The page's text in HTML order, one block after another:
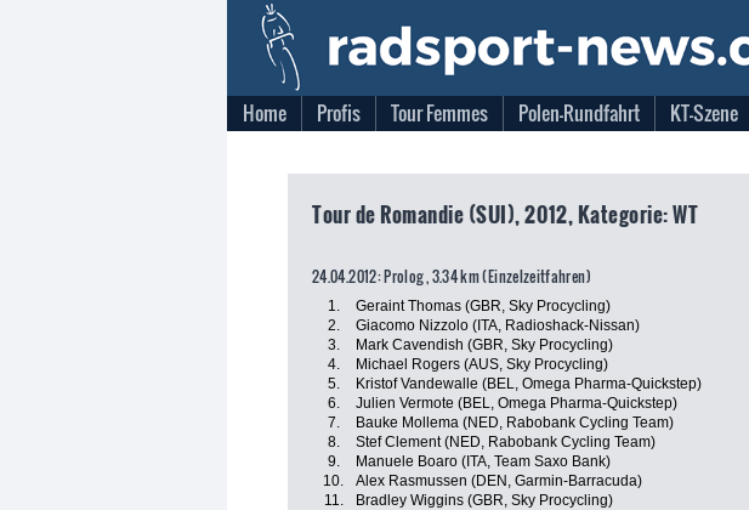
Home Profis Tour Femmes Polen-Rundfahrt KT-Szene
Tour de Romandie (SUI), 2012, Kategorie: WT
24.04.2012: Prolog , 3.34 km (Einzelzeitfahren)
1. Geraint Thomas (GBR, Sky Procycling)
2.
Giacomo Nizzolo (ITA, Radioshack-Nissan)
3.
Mark Cavendish (GBR, Sky Procycling)
4.
Michael Rogers (AUS, Sky Procycling)
5.
Kristof Vandewalle (BEL, Omega Pharma-Quickstep)
6.
Julien Vermote (BEL, Omega Pharma-Quickstep)
7.
Bauke Mollema (NED, Rabobank Cycling Team)
8.
Stef Clement (NED, Rabobank Cycling Team)
9.
Manuele Boaro (ITA, Team Saxo Bank)
10.
Alex Rasmussen (DEN, Garmin-Barracuda)
11.
Bradley Wiggins (GBR, Sky Procycling)